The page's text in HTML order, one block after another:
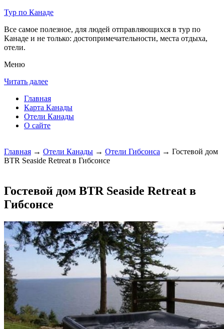
Тур по Канаде
Все самое полезное, для людей отправляющихся в тур по
Канаде и не только: достопримечательности, места отдыха,
отели.
Меню
Читать далее
Главная
Карта Канады
Отели Канады
О сайте
Главная → Отели Канады → Отели Гибсонса → Гостевой дом
BTR Seaside Retreat в Гибсонсе
Гостевой дом BTR Seaside Retreat в
Гибсонсе